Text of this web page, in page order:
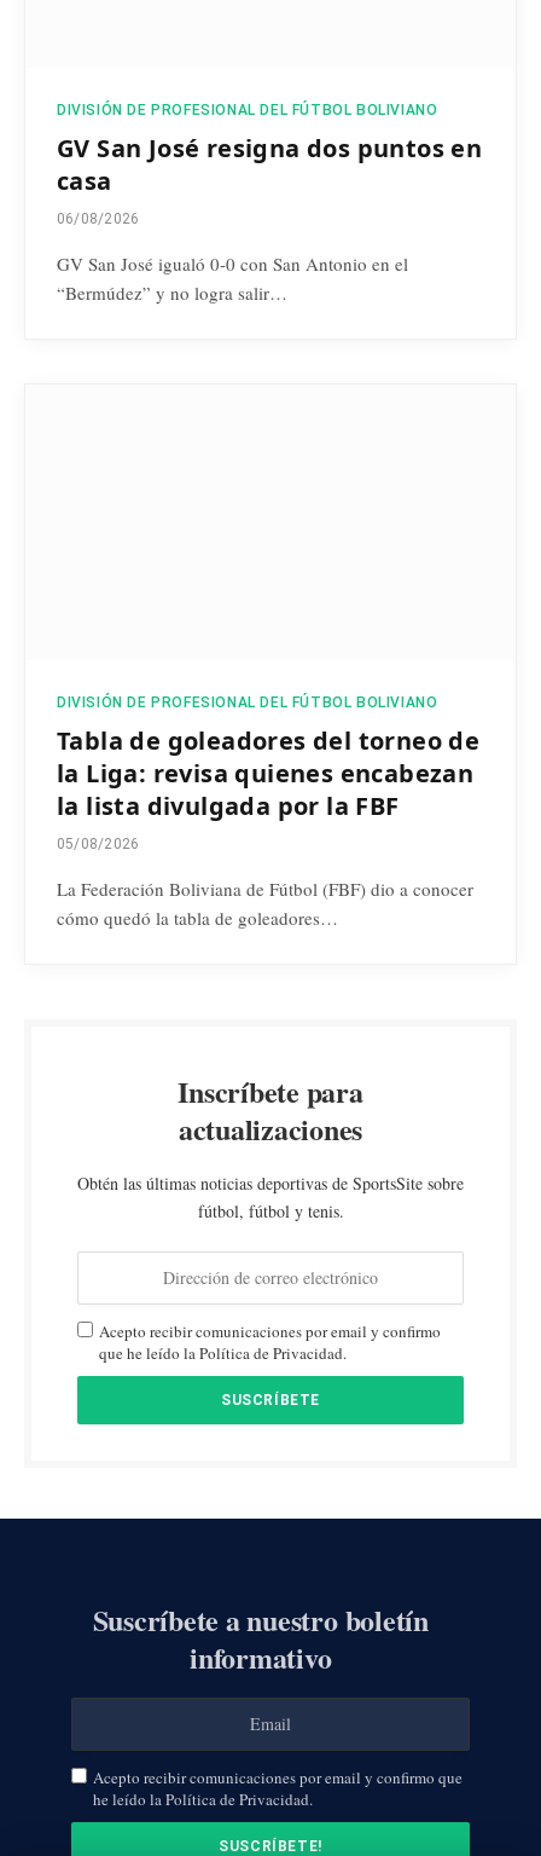
DIVISIÓN DE PROFESIONAL DEL FÚTBOL BOLIVIANO
GV San José resigna dos puntos en
casa
06/08/2026
GV San José igualó 0-0 con San Antonio en el
“Bermúdez” y no logra salir…
DIVISIÓN DE PROFESIONAL DEL FÚTBOL BOLIVIANO
Tabla de goleadores del torneo de
la Liga: revisa quienes encabezan
la lista divulgada por la FBF
05/08/2026
La Federación Boliviana de Fútbol (FBF) dio a conocer
cómo quedó la tabla de goleadores…
Inscríbete para
actualizaciones
Obtén las últimas noticias deportivas de SportsSite sobre
fútbol, fútbol y tenis.
Acepto recibir comunicaciones por email y confirmo
que he leído la Política de Privacidad.
Suscríbete a nuestro boletín
informativo
Acepto recibir comunicaciones por email y confirmo que
he leído la Política de Privacidad.